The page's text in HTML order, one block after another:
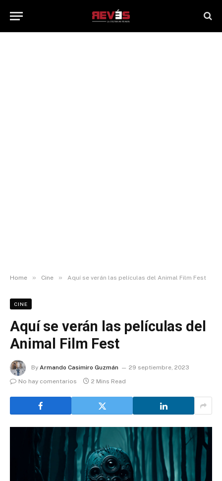
Home » Cine » Aquí se verán las películas del Animal Film Fest
CINE
Aquí se verán las películas del
Animal Film Fest
By Armando Casimiro Guzmán
29 septiembre, 2023
No hay comentarios
2 Mins Read